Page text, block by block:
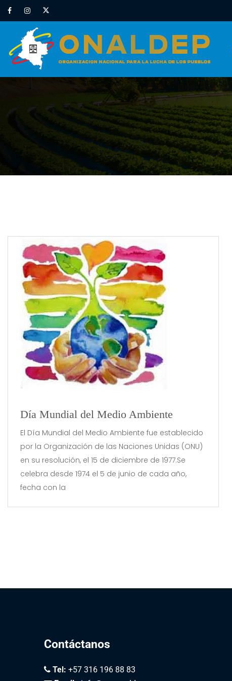
Día Mundial del Medio Ambiente
El Día Mundial del Medio Ambiente fue establecido
por la Organización de las Naciones Unidas (ONU)
en su resolución, el 15 de diciembre de 1977.Se
celebra desde 1974 el 5 de junio de cada año,
fecha con la
Contáctanos
Tel: +57 316 196 88 83